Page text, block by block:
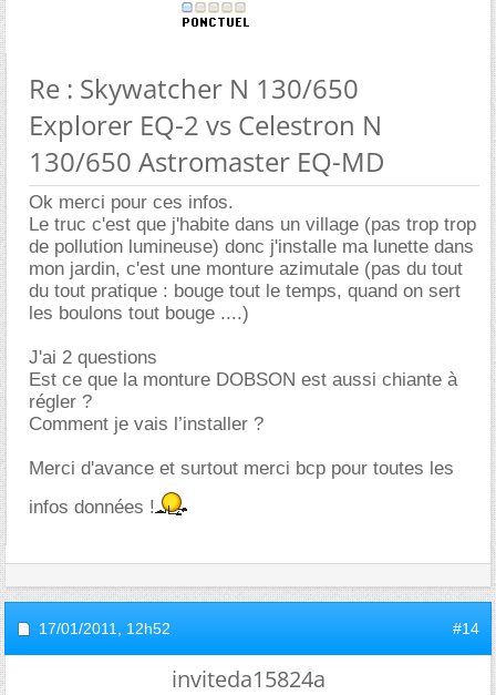
Re : Skywatcher N 130/650
Explorer EQ-2 vs Celestron N
130/650 Astromaster EQ-MD
Ok merci pour ces infos.
Le truc c'est que j'habite dans un village (pas trop trop
de pollution lumineuse) donc j'installe ma lunette dans
mon jardin, c'est une monture azimutale (pas du tout
du tout pratique : bouge tout le temps, quand on sert
les boulons tout bouge ....)
J'ai 2 questions
Est ce que la monture DOBSON est aussi chiante à
régler ?
Comment je vais l’installer ?
Merci d'avance et surtout merci bcp pour toutes les
infos données !
17/01/2011, 12h52 #14
inviteda15824a